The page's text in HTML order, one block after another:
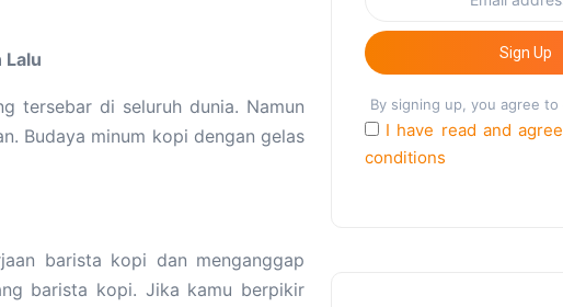
Lalu
tersebar di seluruh dunia. Namun
Budaya minum kopi dengan gelas
barista kopi dan menganggap
barista kopi. Jika kamu berpikir
Sign Up
By signing up, you agree to
I have read and
conditions